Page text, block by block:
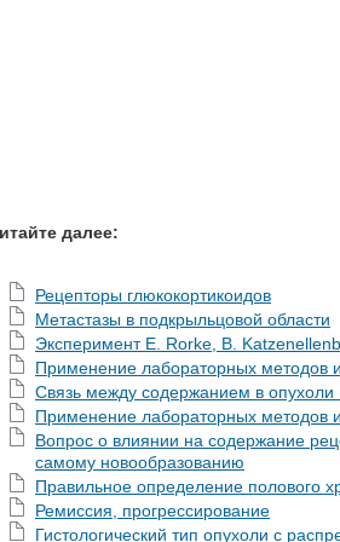
далее:
Рецепторы глюкокортикоидов
Метастазы в подкрыльцовой области
Эксперимент Е. Rorke, В.
Применение лабораторных методов
Связь между содержанием в опухоли
Применение лабораторных методов
Вопрос о влиянии на содержание
самому новообразованию
Правильное определение полового
Ремиссия, прогрессирование
Гистологический тип опухоли с